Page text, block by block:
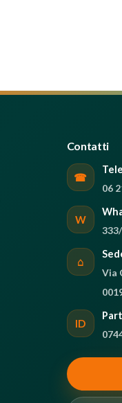
Contatti
☎
06
W
⌂
Via
ID